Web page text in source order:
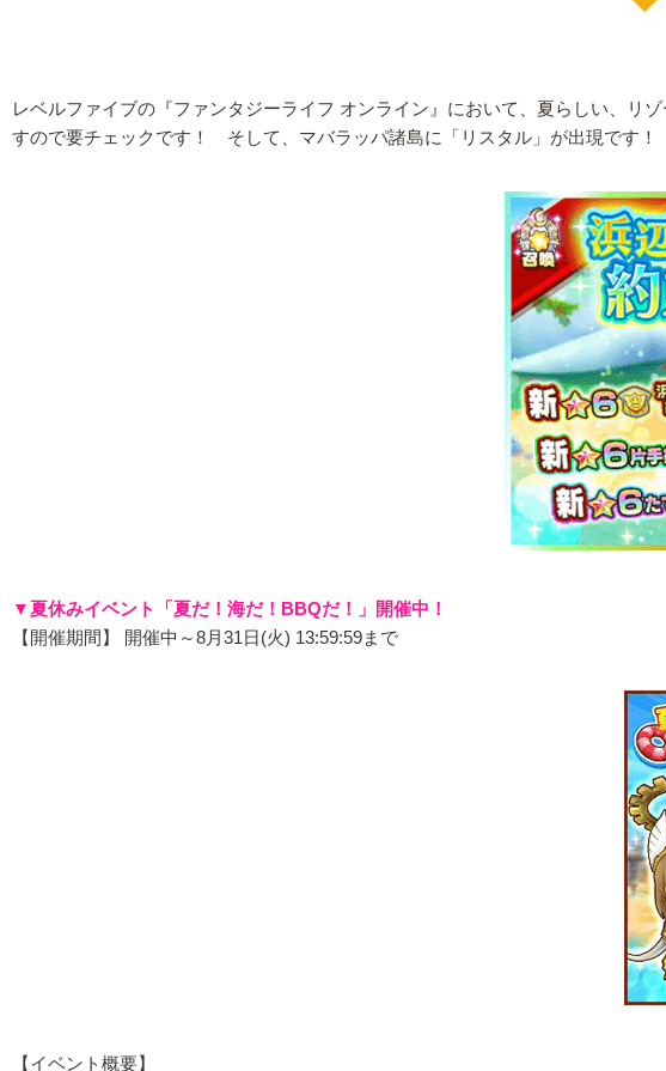
レベルファイブの『ファンタジーライフ オンライン』において、夏らしい、
すので要チェックです！ そして、マバラッパ諸島に「リスタル」が出現です！
▼夏休みイベント「夏だ！海だ！BBQだ！」開催中！
【開催期間】 開催中～8月31日(火) 13:59:59まで
【イベント概要】